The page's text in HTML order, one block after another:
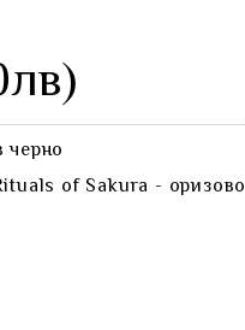
черно
of Sakura - оризово